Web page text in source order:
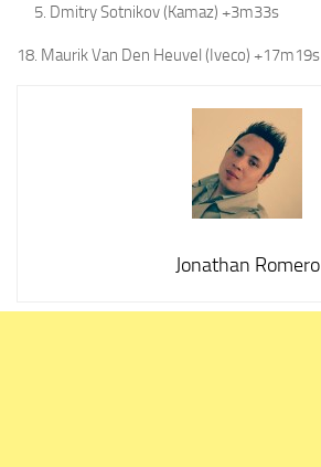
Dmitry Sotnikov (Kamaz) +3m33s
18. Maurik Van Den Heuvel (Iveco) +17m19s
Jonathan Romero